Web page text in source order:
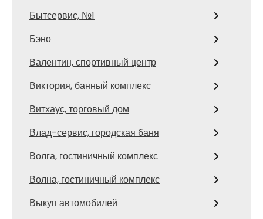
Бытсервис, №1
Бэно
Валентин, спортивный центр
Виктория, банный комплекс
Витхаус, торговый дом
Влад-сервис, городская баня
Волга, гостиничный комплекс
Волна, гостиничный комплекс
Выкуп автомобилей